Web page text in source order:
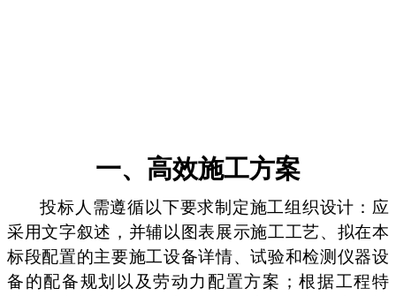
一、高效施工方案
投标人需遵循以下要求制定施工组织设计：应
采用文字叙述，并辅以图表展示施工工艺、拟在本
标段配置的主要施工设备详情、试验和检测仪器设
备的配备规划以及劳动力配置方案；根据工程特